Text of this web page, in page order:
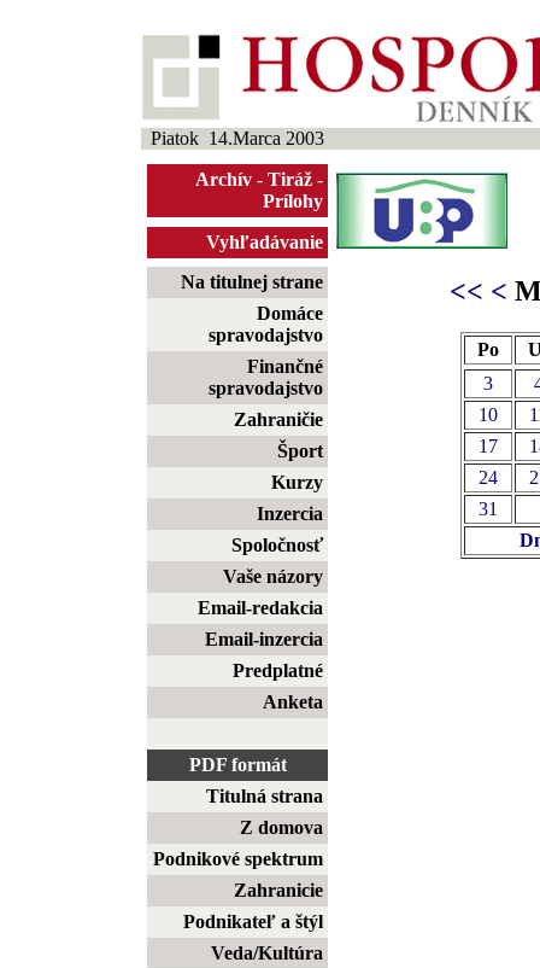
Piatok 14.Marca 2003
Archív - Tiráž -
Prílohy
Vyhľadávanie
Na titulnej strane
Domáce
spravodajstvo
Finančné
spravodajstvo
Zahraničie
Šport
Kurzy
Inzercia
Spoločnosť
Vaše názory
Email-redakcia
Email-inzercia
Predplatné
Anketa
PDF formát
Titulná strana
Z domova
Podnikové spektrum
Zahranicie
Podnikateľ a štýl
Veda/Kultúra
<< <
Po
3
10
17
24
31